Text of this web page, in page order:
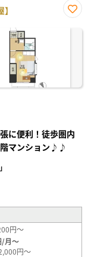
に入
に便利！徒歩圏内
マンション♪♪
円～
/月～
円～